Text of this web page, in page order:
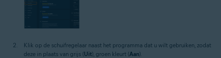
Klik op de schuifregelaar naast het programma dat u wilt gebruiken, zodat
deze in plaats van grijs (Uit), groen kleurt (Aan).